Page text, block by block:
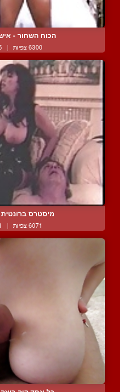
הכוח השחור -
6300 צפיות |
5
מיסטרס ברונטית
6071 צפיות |
1